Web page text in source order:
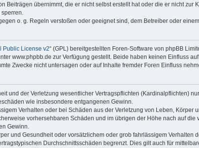
Beiträgen übernimmt, die er nicht selbst erstellt hat oder die er nicht zur
o. g. Regeln verstoßen oder geeignet sind, dem Betreiber oder
Public License v2“ (GPL) bereitgestellten Foren-Software von phpBB
www.phpbb.de zur Verfügung gestellt. Beide haben keinen Einfluss
Zwecke nicht untersagen oder auf Inhalte fremder Foren Einfluss
und der Verletzung wesentlicher Vertragspflichten (Kardinalpflichten)
wie insbesondere entgangenen Gewinn.
Verhalten oder bei Schäden aus der Verletzung von Leben, Körper
vorhersehbaren Schäden und im übrigen der Höhe nach auf die
Gewinn.
und Gesundheit oder vorsätzlichem oder grob fahrlässigem Verhalten
Durchschnittsschäden begrenzt. Dies gilt auch für